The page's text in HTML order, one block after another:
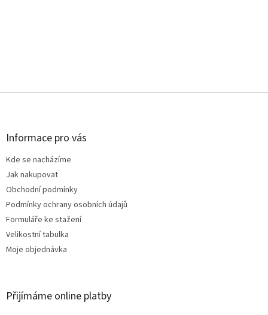
Z
Informace pro vás
Kde se nacházíme
Jak nakupovat
Obchodní podmínky
Podmínky ochrany osobních údajů
Formuláře ke stažení
Velikostní tabulka
Moje objednávka
Přijímáme online platby